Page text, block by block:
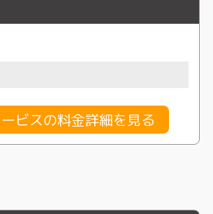
ビスの料金詳細を見る